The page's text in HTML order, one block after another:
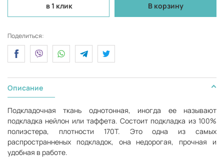
в 1 клик В корзину
Поделиться:
Описание
Подкладочная ткань однотонная, иногда ее называют
подкладка нейлон или таффета. Состоит подкладка из 100%
полиэстера, плотности 170Т. Это одна из самых
распространненых подкладок, она недорогая, прочная и
удобная в работе.